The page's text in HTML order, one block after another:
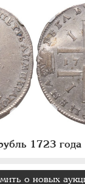
1723 года
о новых